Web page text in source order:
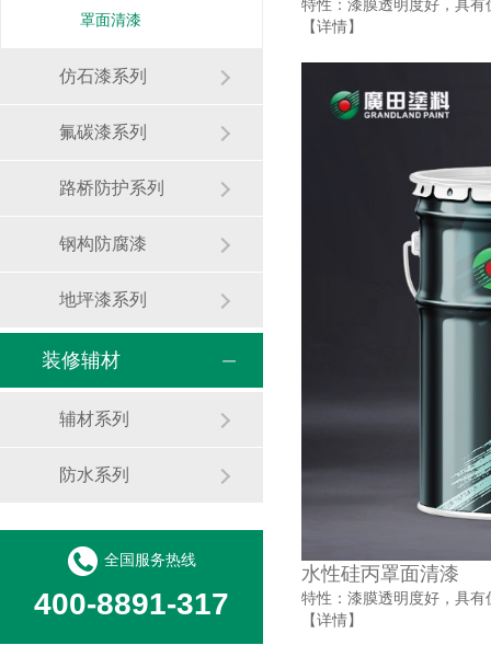
罩面清漆
仿石漆系列
氟碳漆系列
路桥防护系列
钢构防腐漆
地坪漆系列
装修辅材
辅材系列
防水系列
全国服务热线
400-8891-317
特性：漆膜透明度好，具
【详情】
水性硅丙罩面清漆
特性：漆膜透明度好，具
【详情】